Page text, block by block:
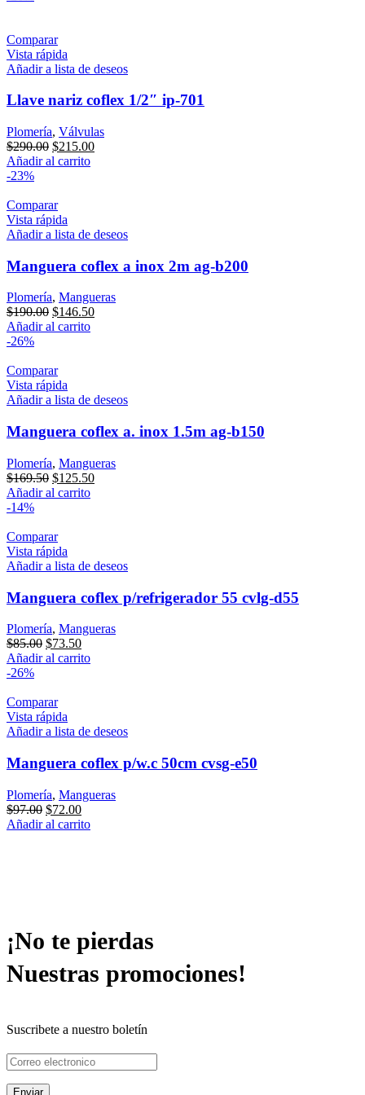
Comparar
Vista rápida
Añadir a lista de deseos
Llave nariz coflex 1/2″ ip-701
Plomería, Válvulas
$290.00 Original
price
$215.00Current
Añadir al carrito
-23%
Comparar
Vista rápida
Añadir a lista de deseos
Manguera coflex a inox 2m ag-b200
Plomería, Mangueras
$190.00 Original
price
$146.50Current
Añadir al carrito
-26%
Comparar
Vista rápida
Añadir a lista de deseos
Manguera coflex a. inox 1.5m ag-b150
Plomería, Mangueras
$169.50 Original
price
$125.50Current
Añadir al carrito
-14%
Comparar
Vista rápida
Añadir a lista de deseos
Manguera coflex p/refrigerador 55 cvlg-d55
Plomería, Mangueras
$85.00 Original
price
$73.50Current
price
Añadir al carrito
-26%
Comparar
Vista rápida
Añadir a lista de deseos
Manguera coflex p/w.c 50cm cvsg-e50
Plomería, Mangueras
$97.00 Original
price
$72.00Current
price
Añadir al carrito
¡No te pierdas
Nuestras promociones!
Suscribete a nuestro boletín